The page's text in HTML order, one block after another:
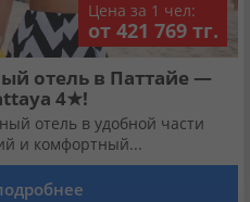
приложение
Цена за 1 чел:
от 421 769 тг.
отель в Паттайе —
4★!
отель в удобной части
и комфортный...